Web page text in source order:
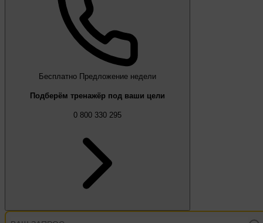
Бесплатно Предложение недели
Подберём тренажёр под ваши цели
0 800 330 295